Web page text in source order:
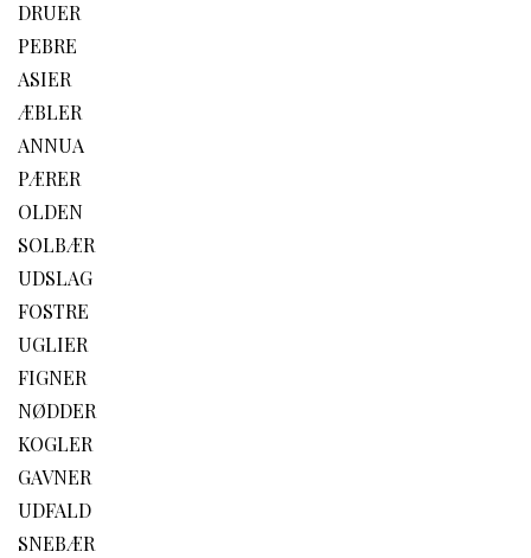
DRUER
PEBRE
ASIER
ÆBLER
ANNUA
PÆRER
OLDEN
SOLBÆR
UDSLAG
FOSTRE
UGLIER
FIGNER
NØDDER
KOGLER
GAVNER
UDFALD
SNEBÆR